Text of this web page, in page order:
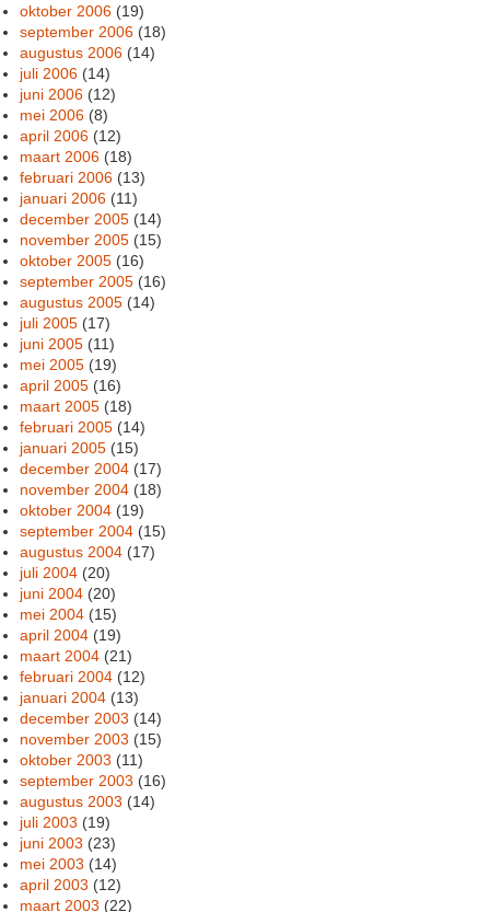
oktober 2006 (19)
september 2006 (18)
augustus 2006 (14)
juli 2006 (14)
juni 2006 (12)
mei 2006 (8)
april 2006 (12)
maart 2006 (18)
februari 2006 (13)
januari 2006 (11)
december 2005 (14)
november 2005 (15)
oktober 2005 (16)
september 2005 (16)
augustus 2005 (14)
juli 2005 (17)
juni 2005 (11)
mei 2005 (19)
april 2005 (16)
maart 2005 (18)
februari 2005 (14)
januari 2005 (15)
december 2004 (17)
november 2004 (18)
oktober 2004 (19)
september 2004 (15)
augustus 2004 (17)
juli 2004 (20)
juni 2004 (20)
mei 2004 (15)
april 2004 (19)
maart 2004 (21)
februari 2004 (12)
januari 2004 (13)
december 2003 (14)
november 2003 (15)
oktober 2003 (11)
september 2003 (16)
augustus 2003 (14)
juli 2003 (19)
juni 2003 (23)
mei 2003 (14)
april 2003 (12)
maart 2003 (22)